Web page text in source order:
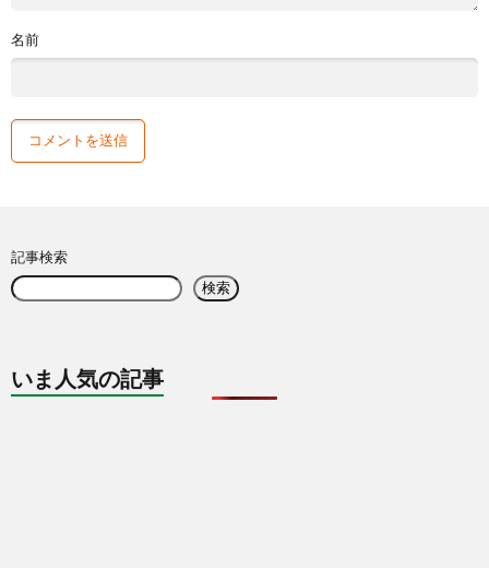
名前
記事検索
検索
いま人気の記事